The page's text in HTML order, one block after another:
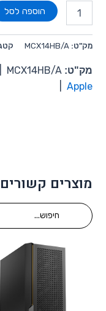
הוספה לסל
מק"ט: MCX14HB/A
מק"ט:
Apple
מוצרים קשורים
for: